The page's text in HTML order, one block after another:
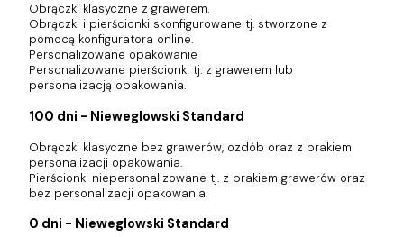
Obrączki klasyczne z grawerem.
Obrączki i pierścionki skonfigurowane tj. stworzone z
pomocą konfiguratora online.
Personalizowane opakowanie
Personalizowane pierścionki tj. z grawerem lub
personalizacją opakowania.
100 dni - Nieweglowski Standard
Obrączki klasyczne bez grawerów, ozdób oraz z brakiem
personalizacji opakowania.
Pierścionki niepersonalizowane tj. z brakiem grawerów oraz
bez personalizacji opakowania.
0 dni - Nieweglowski Standard